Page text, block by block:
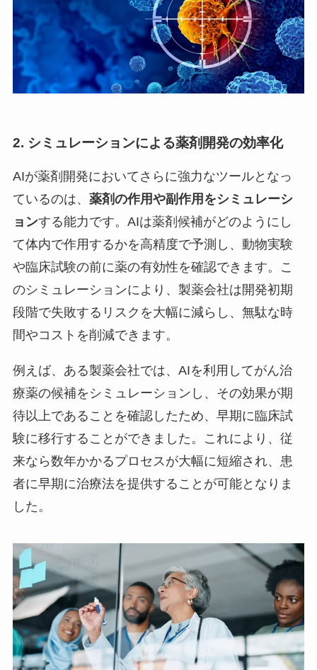
2. シミュレーションによる薬剤開発の効率化
AIが薬剤開発においてさらに強力なツールとなっ
ているのは、 薬剤の作用や副作用をシミュレーシ
ョンする能力です。AIは薬剤候補がどのようにし
て体内で作用するかを高精度で予測し、動物実験
や臨床試験の前に薬の有効性を確認できます。こ
のシミュレーションにより、製薬会社は開発初期
段階で失敗するリスクを大幅に減らし、無駄な時
間やコストを削減できます。
例えば、ある製薬会社では、AIを利用してがん治
療薬の候補をシミュレーションし、その効果が期
待以上であることを確認したため、早期に臨床試
験に移行することができました。これにより、従
来なら数年かかるプロセスが大幅に短縮され、患
者に早期に治療法を提供することが可能となりま
した。